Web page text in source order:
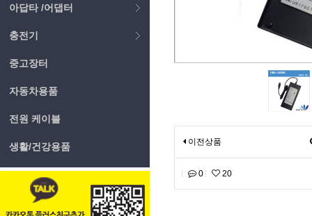
아답타 /어댑터
충전기
중고장터
자동차용품
전원 케이블
생활/건강용품 이전상품
0 20